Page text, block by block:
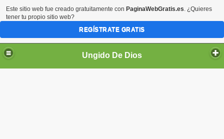
Ungido De Dios
Este sitio web fue creado gratuitamente con PaginaWebGratis.es. ¿Quieres
tener tu propio sitio web?
REGÍSTRATE GRATIS